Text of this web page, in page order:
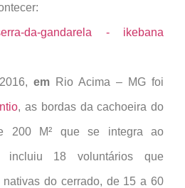
em Rio Acima – MG foi
, as bordas da cachoeira do
200 M² que se integra ao
incluiu 18 voluntários que
nativas do cerrado, de 15 a 60